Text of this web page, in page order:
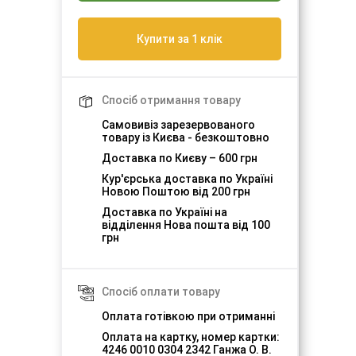
Купити за 1 клік
Спосіб отримання товару
Самовивіз зарезервованого
товару із Києва - безкоштовно
Доставка по Києву – 600 грн
Кур'єрська доставка по Україні
Новою Поштою від 200 грн
Доставка по Україні на
відділення Нова пошта від 100
грн
Спосіб оплати товару
Оплата готівкою при отриманні
Оплата на картку, номер картки:
4246 0010 0304 2342 Ганжа О. В.